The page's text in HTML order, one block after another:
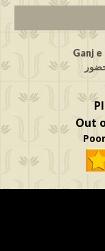
Ganj
Out